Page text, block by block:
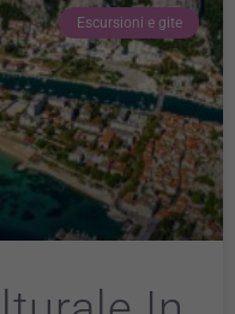
Escursioni e gite